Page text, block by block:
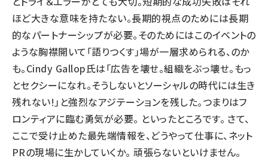
ほど大きな意味を持たない。長期的視点のためには長期
的なパートナーシップが必要。そのためにはこのイベントの
ような胸襟開いて「語りつくす」場が一層求められる、のか
も。Cindy Gallop氏は「広告を壊せ。組織をぶっ壊せ。もっ
とセクシーになれ。そうしないとソーシャルの時代には生き
残れない!」と強烈なアジテーションを残した。つまりはフ
ロンティアに臨む勇気が必要。 といったところです。 さて、
ここで受け止めた最先端情報を、どうやって仕事に、ネット
PRの現場に生かしていくか。 頑張らないといけません。